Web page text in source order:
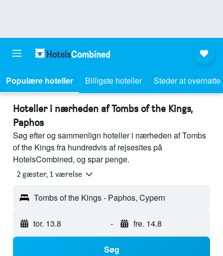
Populære hoteller Billigste hoteller Steder at overnatte
Hoteller i nærheden af Tombs of the Kings,
Paphos
Søg efter og sammenlign hoteller i nærheden af Tombs
of the Kings fra hundredvis af rejsesites på
HotelsCombined, og spar penge.
2 gæster, 1 værelse
Tombs of the Kings - Paphos, Cypern
tor. 13.8 - fre. 14.8
Søg